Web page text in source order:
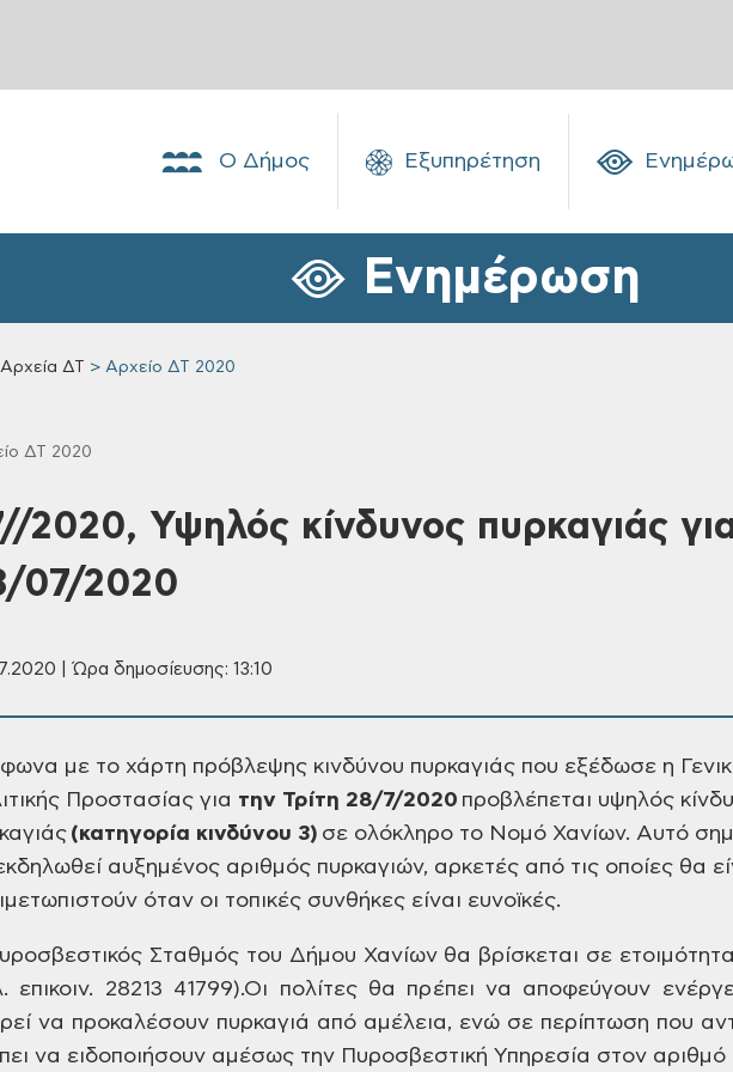
Ο Δήμος Εξυπηρέτηση
Ενημέρωση
Αρχεία ΔΤ Αρχείο ΔΤ 2020
ΔΤ 2020
2020, Υψηλός κίνδυνος πυρκαγιάς
07/2020
| Ώρα δημοσίευσης: 13:10
με το χάρτη πρόβλεψης κινδύνου πυρκαγιάς που εξέδωσε η
Προστασίας για την Τρίτη 28/7/2020 προβλέπεται υψηλός
(κατηγορία κινδύνου 3) σε ολόκληρο το Νομό Χανίων. Αυτό
αυξημένος αριθμός πυρκαγιών, αρκετές από τις οποίες θα
όταν οι τοπικές συνθήκες είναι ευνοϊκές.
Σταθμός του Δήμου Χανίων θα βρίσκεται σε
επικοιν. 28213 41799).Οι πολίτες θα πρέπει να αποφεύγουν
να προκαλέσουν πυρκαγιά από αμέλεια, ενώ σε περίπτωση που
να ειδοποιήσουν αμέσως την Πυροσβεστική Υπηρεσία στον αριθμό